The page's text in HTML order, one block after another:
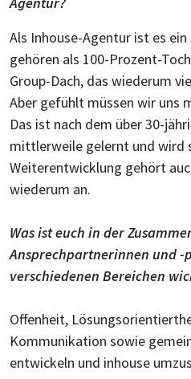
Als Inhouse-Agentur ist es
gehören als 100-Prozent-
Group-Dach, das wiederum
Aber gefühlt müssen wir uns
Das ist nach dem über 30-
mittlerweile gelernt und wird
Weiterentwicklung gehört
wiederum an.
Was ist euch in der
Ansprechpartnerinnen und -
verschiedenen Bereichen
Offenheit,
Kommunikation sowie
entwickeln und inhouse